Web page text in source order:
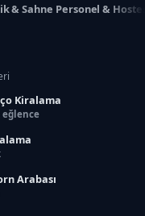
& Sahne Personel &
Kiralama
eğlence
Arabası